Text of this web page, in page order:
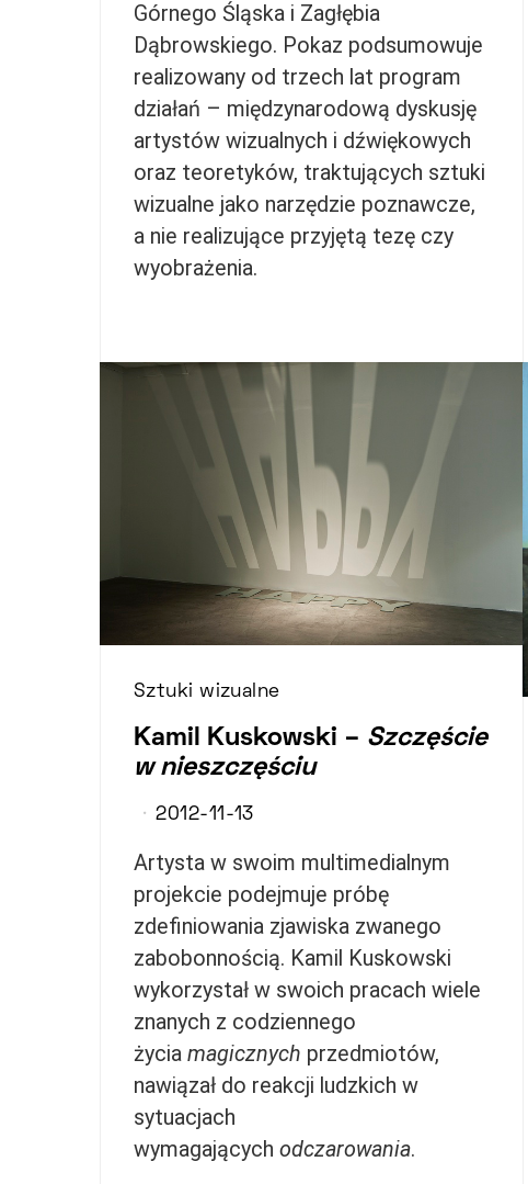
Górnego Śląska i Zagłębia
Dąbrowskiego. Pokaz podsumowuje
realizowany od trzech lat program
działań – międzynarodową dyskusję
artystów wizualnych i dźwiękowych
oraz teoretyków, traktujących sztuki
wizualne jako narzędzie poznawcze,
a nie realizujące przyjętą tezę czy
wyobrażenia.
Sztuki wizualne
Kamil Kuskowski – Szczęście
w nieszczęściu
2012-11-13
Artysta w swoim multimedialnym
projekcie podejmuje próbę
zdefiniowania zjawiska zwanego
zabobonnością. Kamil Kuskowski
wykorzystał w swoich pracach wiele
znanych z codziennego
życia magicznych przedmiotów,
nawiązał do reakcji ludzkich w
sytuacjach
wymagających odczarowania.